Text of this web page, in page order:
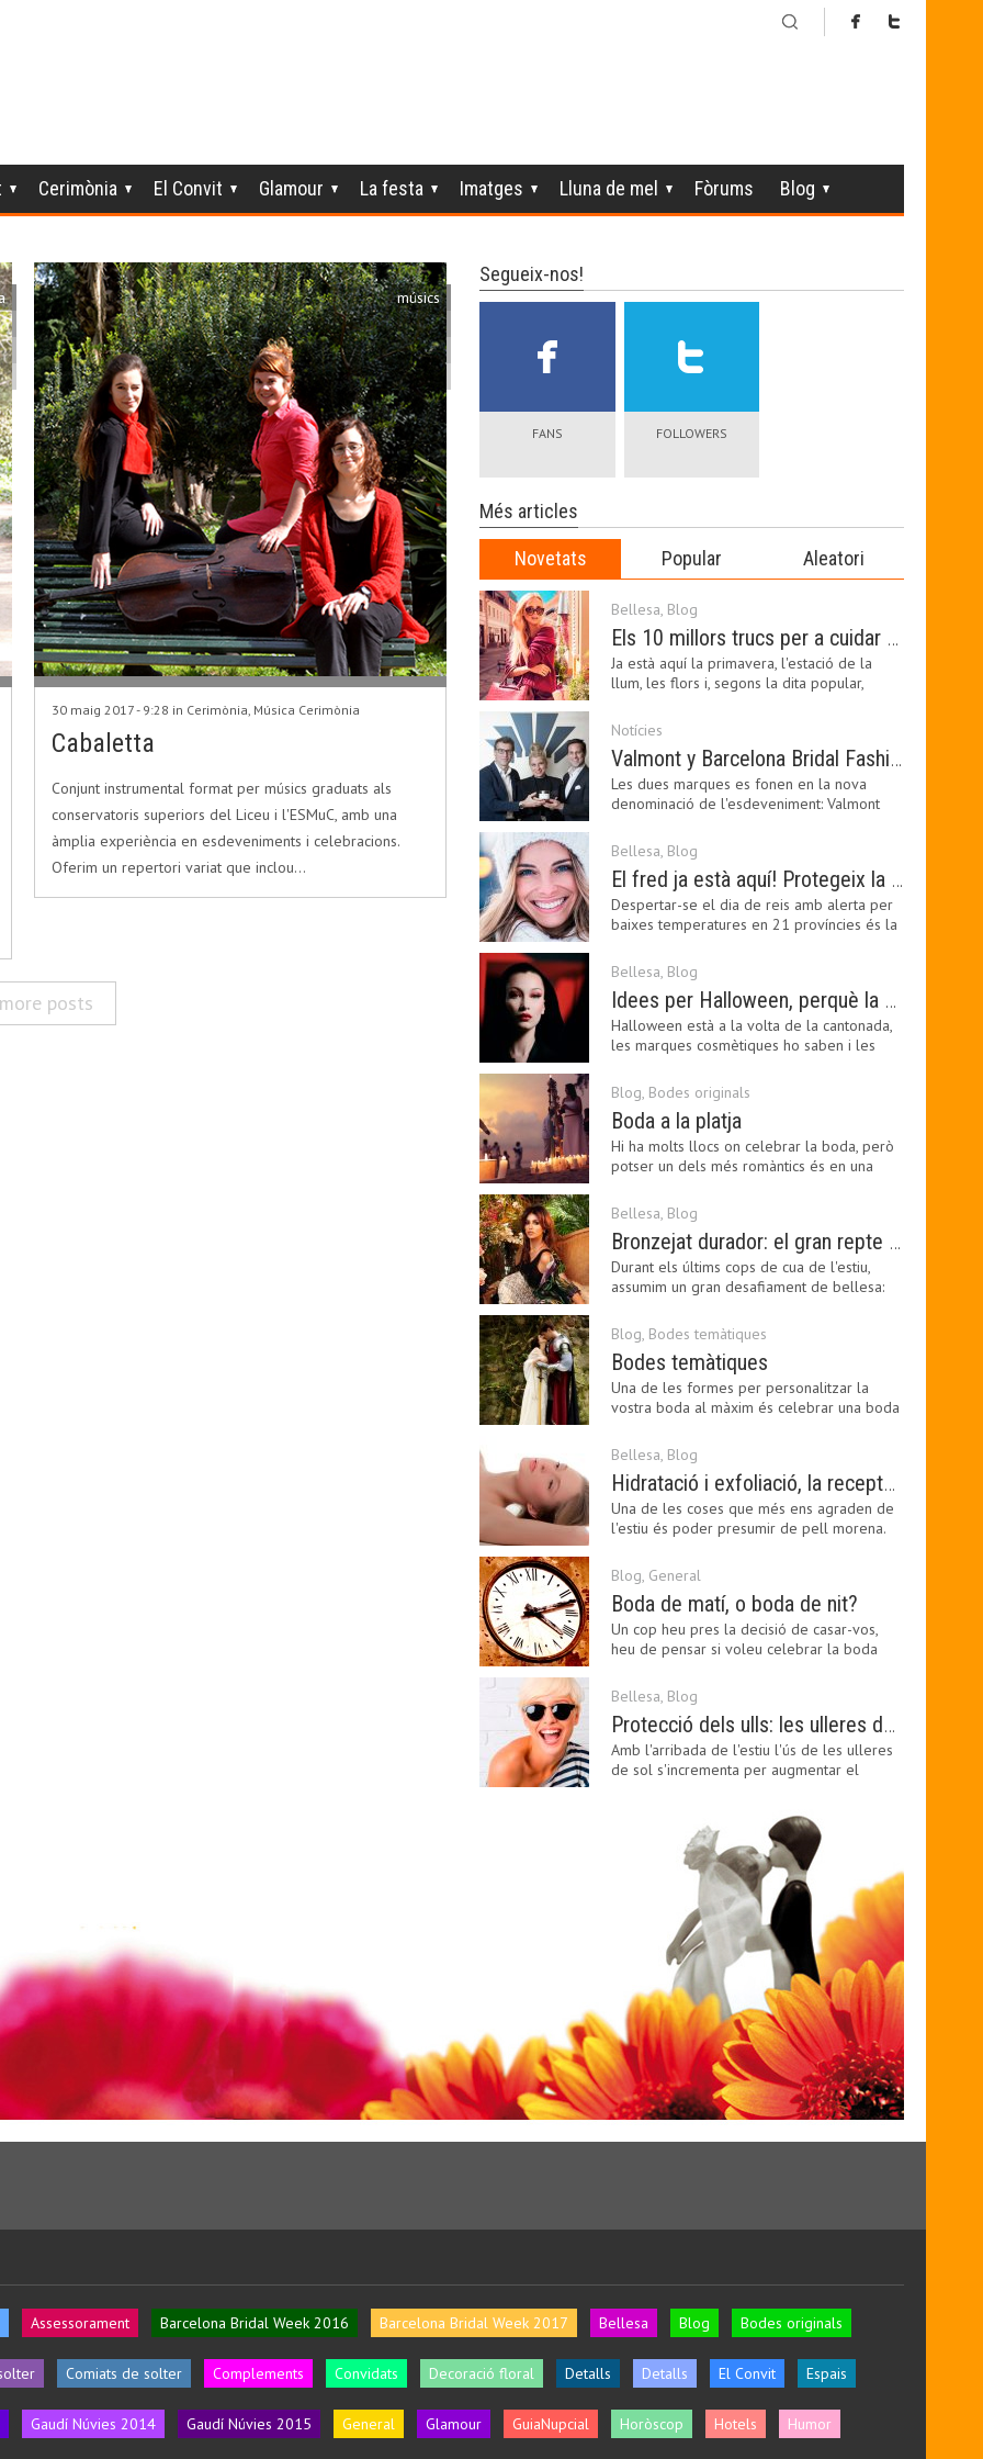
Cerimònia El Convit Glamour La festa Imatges Lluna de mel Fòrums Blog
músics
30 maig 2017 - 9:28 in Cerimònia Música Cerimònia
Cabaletta
Conjunt instrumental format per músics graduats als
conservatoris superiors del Liceu i l'ESMuC, amb una
àmplia experiència en esdeveniments i celebracions.
Oferim un repertori variat que inclou…
posts
Segueix-nos!
FANS FOLLOWERS
Més articles
Novetats Popular Aleatori
Bellesa, Blog
Els 10 millors trucs per a cuidar de la pell a la primavera
Ja està aquí la primavera, l'estació de la
llum, les flors i, segons la dita popular,
Notícies
Valmont y Barcelona Bridal Fashion Week s’uneixen per donar impuls a la creativitat, la innovació i el disseny de la moda nupcial
Les dues marques es fonen en la nova
denominació de l'esdeveniment: Valmont
Bellesa, Blog
El fred ja està aquí! Protegeix la teva pell amb els nostres consells i propostes
Despertar-se el dia de reis amb alerta per
baixes temperatures en 21 províncies és la
Bellesa, Blog
Idees per Halloween, perquè la bellesa pot ser terrorífica
Halloween està a la volta de la cantonada,
les marques cosmètiques ho saben i les
Blog, Bodes originals
Boda a la platja
Hi ha molts llocs on celebrar la boda, però
potser un dels més romàntics és en una
Bellesa, Blog
Bronzejat durador: el gran repte beauty del final de l’estiu
Durant els últims cops de cua de l'estiu,
assumim un gran desafiament de bellesa:
Blog, Bodes temàtiques
Bodes temàtiques
Una de les formes per personalitzar la
vostra boda al màxim és celebrar una boda
Bellesa, Blog
Hidratació i exfoliació, la recepta per mantenir el bronzejat
Una de les coses que més ens agraden de
l'estiu és poder presumir de pell morena.
Blog, General
Boda de matí, o boda de nit?
Un cop heu pres la decisió de casar-vos,
heu de pensar si voleu celebrar la boda
Bellesa, Blog
Protecció dels ulls: les ulleres de sol, imprescindibles en una boda estiuenca
Amb l'arribada de l'estiu l'ús de les ulleres
de sol s'incrementa per augmentar el
Assessorament Barcelona Bridal Week 2016 Barcelona Bridal Week 2017 Bellesa Blog Bodes originals
Comiats de solter Complements Convidats Decoració floral Detalls Detalls El Convit Espais
Gaudí Núvies 2014 Gaudí Núvies 2015 General Glamour GuiaNupcial Horòscop Hotels Humor